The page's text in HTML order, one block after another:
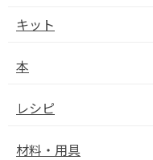
キット
本
レシピ
材料・用具